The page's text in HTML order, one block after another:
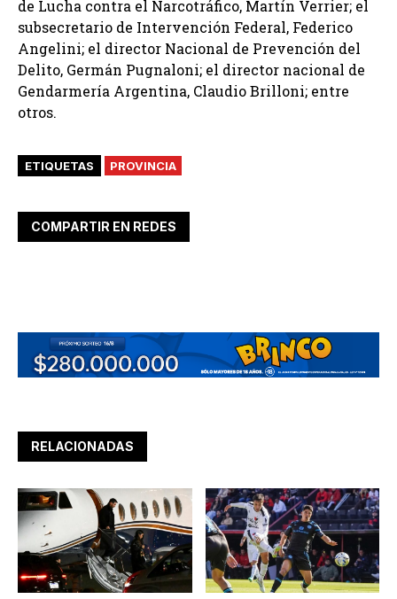
de Lucha contra el Narcotráfico, Martín Verrier; el
subsecretario de Intervención Federal, Federico
Angelini; el director Nacional de Prevención del
Delito, Germán Pugnaloni; el director nacional de
Gendarmería Argentina, Claudio Brilloni; entre
otros.
ETIQUETAS PROVINCIA
COMPARTIR EN REDES
RELACIONADAS